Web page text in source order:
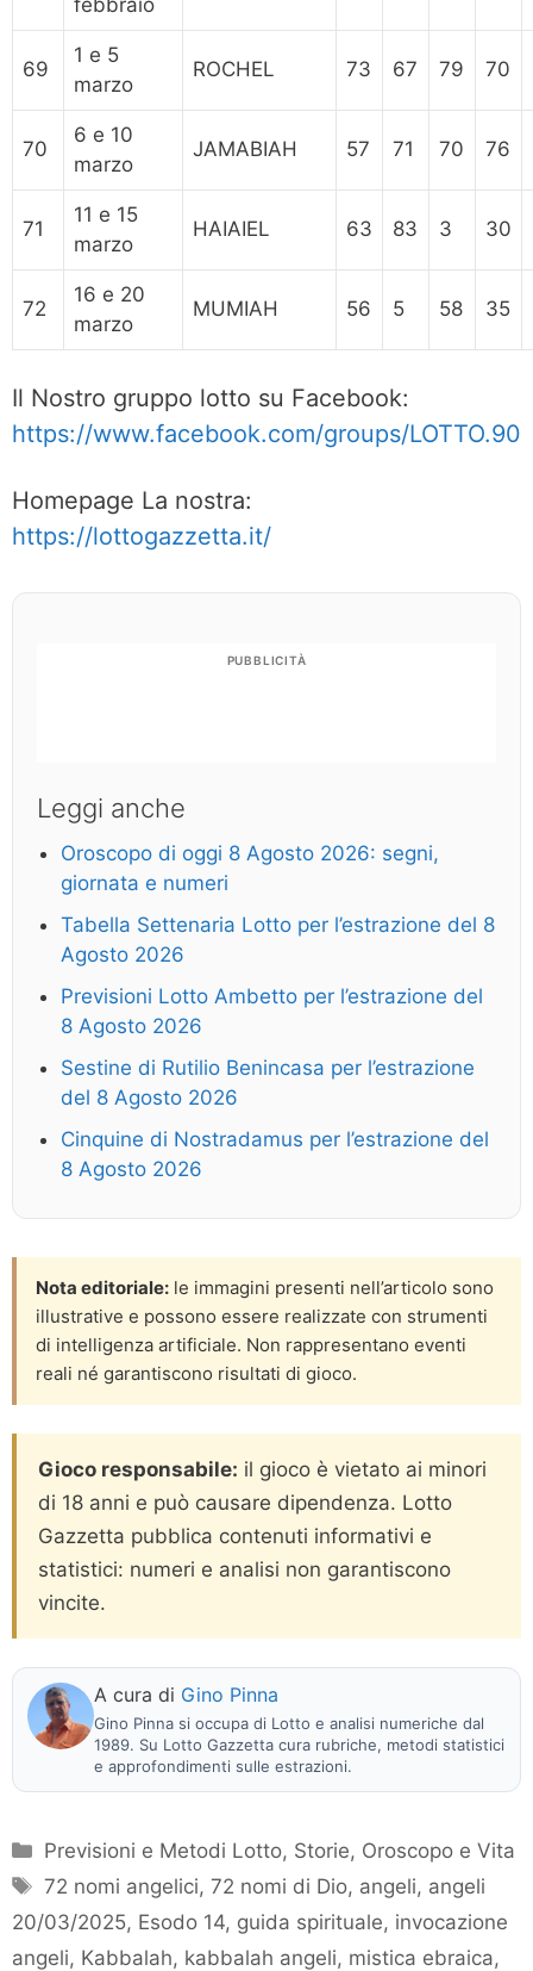
69
1 e 5
marzo
ROCHEL 73 67 79 70
70
6 e 10
marzo
JAMABIAH 57 71 70 76
71
11 e 15
marzo
HAIAIEL 63 83 3 30
72
16 e 20
marzo
MUMIAH 56 5 58 35
Il Nostro gruppo lotto su Facebook:
https://www.facebook.com/groups/LOTTO.90
Homepage La nostra:
https://lottogazzetta.it/
PUBBLICITÀ
Leggi anche
Oroscopo di oggi 8 Agosto 2026: segni,
giornata e numeri
Tabella Settenaria Lotto per l’estrazione del 8
Agosto 2026
Previsioni Lotto Ambetto per l’estrazione del
8 Agosto 2026
Sestine di Rutilio Benincasa per l’estrazione
del 8 Agosto 2026
Cinquine di Nostradamus per l’estrazione del
8 Agosto 2026
Nota editoriale: le immagini presenti nell’articolo sono
illustrative e possono essere realizzate con strumenti
di intelligenza artificiale. Non rappresentano eventi
reali né garantiscono risultati di gioco.
Gioco responsabile: il gioco è vietato ai minori
di 18 anni e può causare dipendenza. Lotto
Gazzetta pubblica contenuti informativi e
statistici: numeri e analisi non garantiscono
vincite.
A cura di Gino Pinna
Gino Pinna si occupa di Lotto e analisi numeriche dal
1989. Su Lotto Gazzetta cura rubriche, metodi statistici
e approfondimenti sulle estrazioni.
Categorie
Previsioni e Metodi Lotto, Storie, Oroscopo e Vita
Tag
72 nomi angelici,72 nomi di Dio, angeli, angeli
20/03/2025, Esodo 14, guida spirituale, invocazione
angeli, Kabbalah, kabbalah angeli, mistica ebraica,